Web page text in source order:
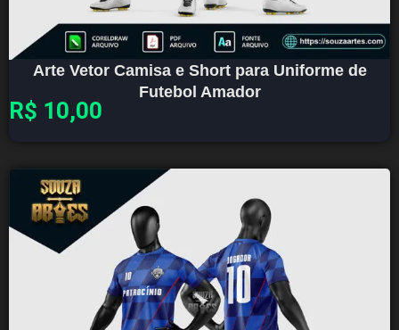
Arte Vetor Camisa e Short para Uniforme de
Futebol Amador
R$ 10,00